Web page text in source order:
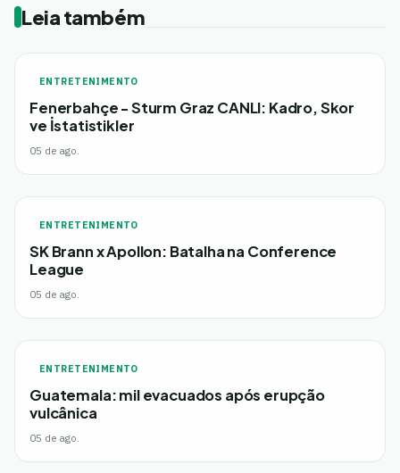
Leia também
ENTRETENIMENTO
Fenerbahçe - Sturm Graz CANLI: Kadro, Skor
ve İstatistikler
05 de ago.
ENTRETENIMENTO
SK Brann x Apollon: Batalha na Conference
League
05 de ago.
ENTRETENIMENTO
Guatemala: mil evacuados após erupção
vulcânica
05 de ago.